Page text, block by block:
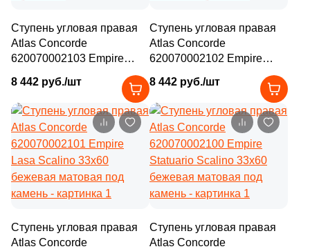
Ступень угловая правая
Atlas Concorde
620070002103 Empire
Silver Root 33x60 серая
матовая под камень
8 442 руб./шт
Ступень угловая правая
Atlas Concorde
620070002102 Empire
бежевая матовая под
камень
8 442 руб./шт
Ступень угловая правая
Atlas Concorde
Ступень угловая правая
Atlas Concorde